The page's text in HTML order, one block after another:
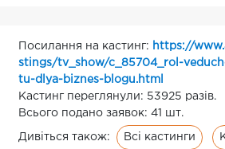
Посилання на кастинг: https://
stings/tv_show/c_85704_rol-
tu-dlya-biznes-blogu.html
Кастинг переглянули: 53925 разів.
Всього подано заявок: 41 шт.
Дивіться також: Всі кастинги